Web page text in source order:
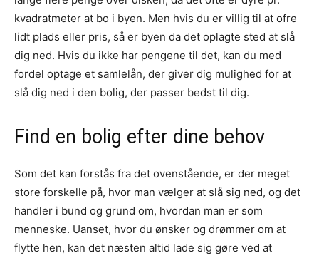
kvadratmeter at bo i byen. Men hvis du er villig til at ofre
lidt plads eller pris, så er byen da det oplagte sted at slå
dig ned. Hvis du ikke har pengene til det, kan du med
fordel optage et samlelån, der giver dig mulighed for at
slå dig ned i den bolig, der passer bedst til dig.
Find en bolig efter dine behov
Som det kan forstås fra det ovenstående, er der meget
store forskelle på, hvor man vælger at slå sig ned, og det
handler i bund og grund om, hvordan man er som
menneske. Uanset, hvor du ønsker og drømmer om at
flytte hen, kan det næsten altid lade sig gøre ved at